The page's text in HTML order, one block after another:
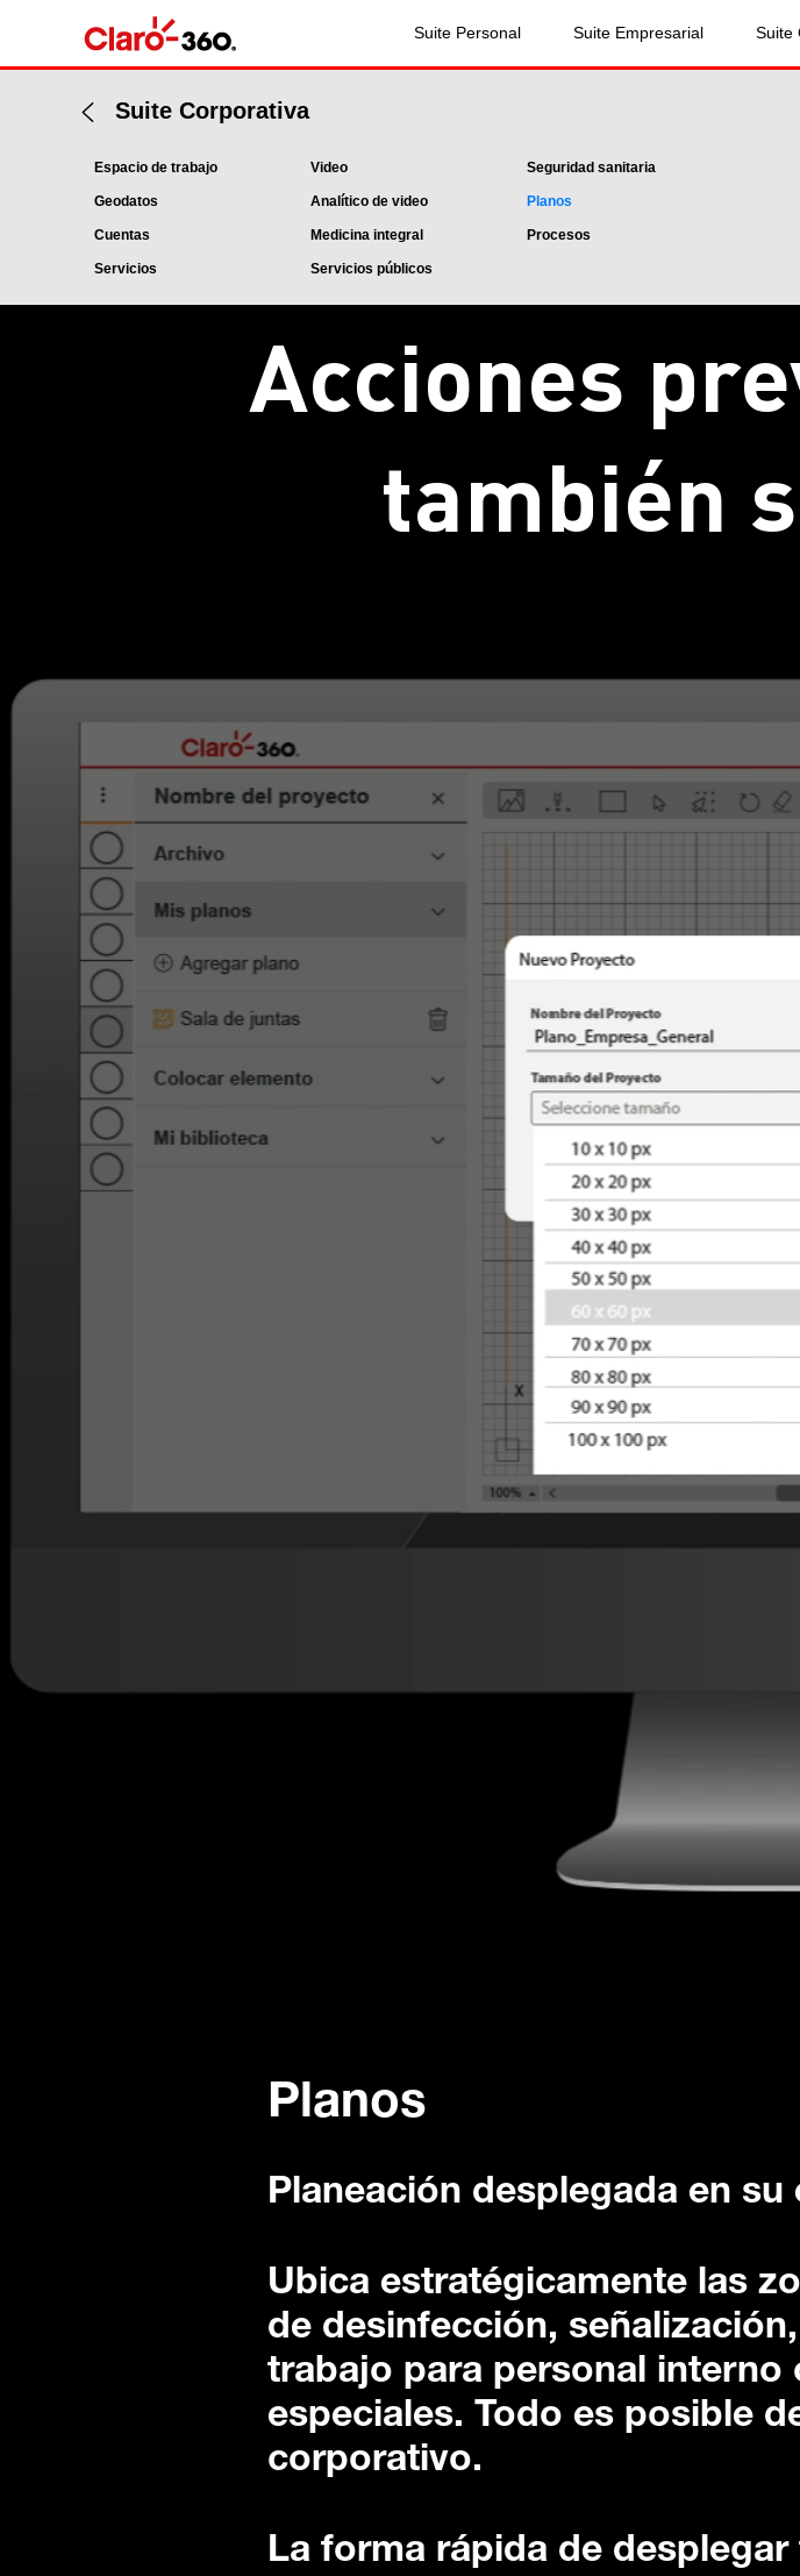
Suite Personal Suite Empresarial Suite
Suite Corporativa
Espacio de trabajo
Geodatos
Cuentas
Servicios
Video
Analítico de video
Medicina integral
Servicios públicos
Seguridad sanitaria
Planos
Procesos
Acciones
también
Planos
Planeación desplegada en su
Ubica estratégicamente las
de desinfección,
trabajo para personal interno
especiales. Todo es posible
corporativo.
La forma rápida de